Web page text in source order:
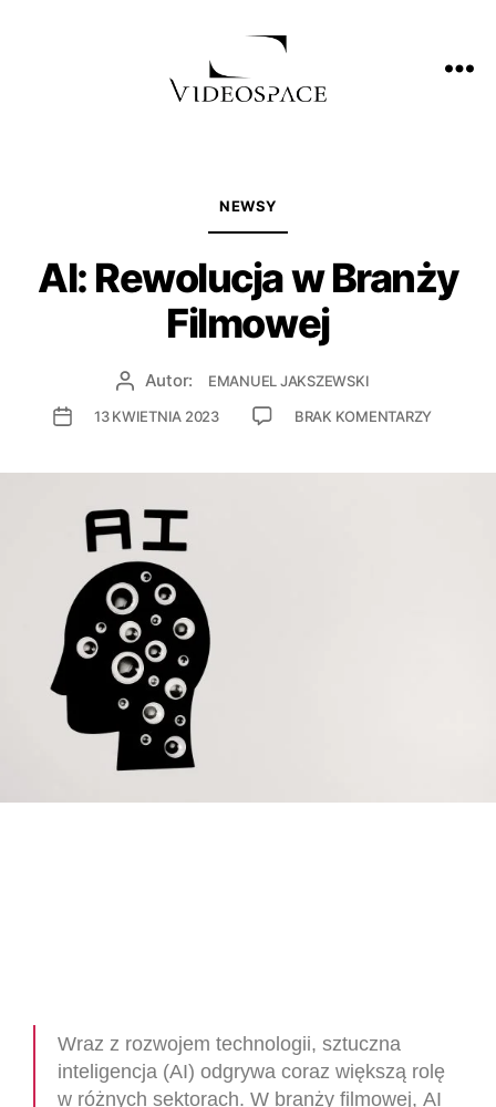
NEWSY
AI: Rewolucja w Branży
Filmowej
Autor:
EMANUEL JAKSZEWSKI
13 KWIETNIA 2023
BRAK KOMENTARZY
Wraz z rozwojem technologii, sztuczna
inteligencja (AI) odgrywa coraz większą rolę
w różnych sektorach. W branży filmowej, AI